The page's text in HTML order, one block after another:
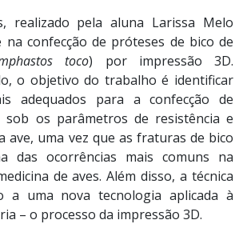
realizado pela aluna Larissa Melo
na confecção de próteses de bico de
toco) por impressão 3D.
o objetivo do trabalho é identificar
adequados para a confecção de
sob os parâmetros de resistência e
ave, uma vez que as fraturas de bico
das ocorrências mais comuns na
de aves. Além disso, a técnica
a uma nova tecnologia aplicada à
– o processo da impressão 3D.